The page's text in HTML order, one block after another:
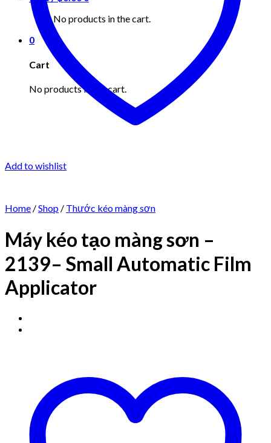
No products in the cart.
0
Cart
No products in the cart.
Add to wishlist
Home /Shop / Thước kéo màng sơn
Máy kéo tạo màng sơn –
2139– Small Automatic Film
Applicator